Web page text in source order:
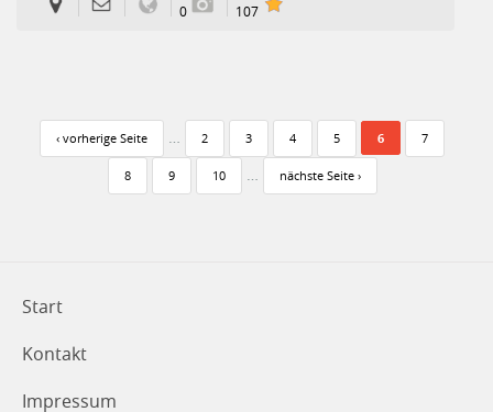
0 107
‹ vorherige Seite … 2 3 4 5 6 7
8 9 10 … nächste Seite ›
Start
Kontakt
Impressum